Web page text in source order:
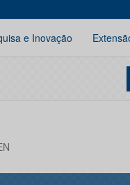
e Inovação